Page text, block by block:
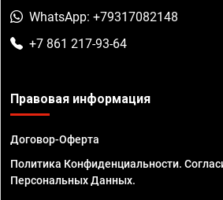
WhatsApp: +79317082148
+7 861 217-93-64
Правовая информация
Договор-Оферта
Политика Конфиденциальности.
Персональных Данных.